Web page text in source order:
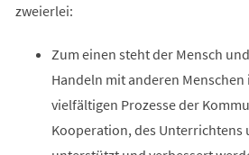
zweierlei:
Zum einen steht der Mensch
Handeln mit anderen
vielfältigen Prozesse der
Kooperation, des Unterrichtens